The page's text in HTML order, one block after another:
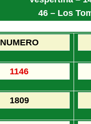
46 – Los
NUMERO
1146
1809